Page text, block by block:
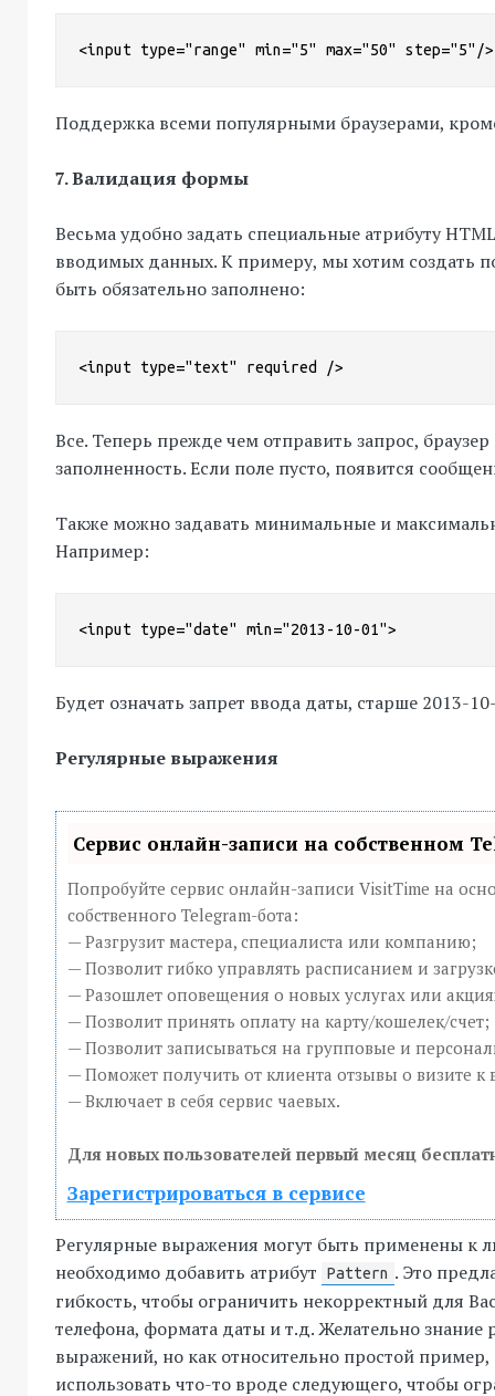
<input type="range" min="5" max="50" step="5"/>
Поддержка всеми популярными браузерами,
7. Валидация формы
Весьма удобно задать специальные атрибуту
вводимых данных. К примеру, мы хотим создать
быть обязательно заполнено:
<input type="text" required />
Все. Теперь прежде чем отправить запрос,
заполненность. Если поле пусто, появится
Также можно задавать минимальные и
Например:
<input type="date" min="2013-10-01">
Будет означать запрет ввода даты, старше 2013-
Регулярные выражения
Сервис онлайн-записи на собственном
Попробуйте сервис онлайн-записи VisitTime на
собственного Telegram-бота:
— Разгрузит мастера, специалиста или компанию;
— Позволит гибко управлять расписанием и
— Разошлет оповещения о новых услугах или
— Позволит принять оплату на карту/кошелек/счет;
— Позволит записываться на групповые и
— Поможет получить от клиента отзывы о визите к
— Включает в себя сервис чаевых.
Для новых пользователей первый месяц
Зарегистрироваться в сервисе
Регулярные выражения могут быть применены к
необходимо добавить атрибут
Pattern . Это
гибкость, чтобы ограничить некорректный для
телефона, формата даты и т.д. Желательно знание
выражений, но как относительно простой
использовать что-то вроде следующего, чтобы